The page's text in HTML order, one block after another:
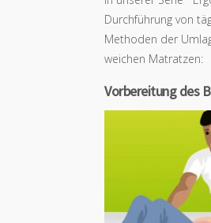
Durchführung von
Methoden der
weichen Matratzen:
Vorbereitung des